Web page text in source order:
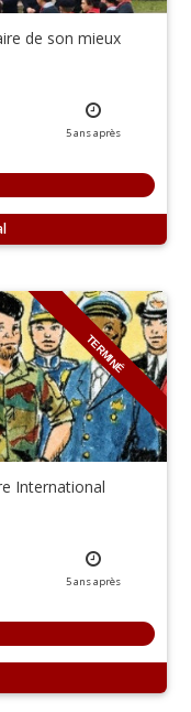
de son mieux
5ansaprès
TERMINÉ
International
5ansaprès